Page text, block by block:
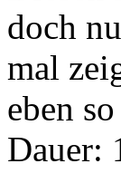
doch
mal
eben so
Dauer: